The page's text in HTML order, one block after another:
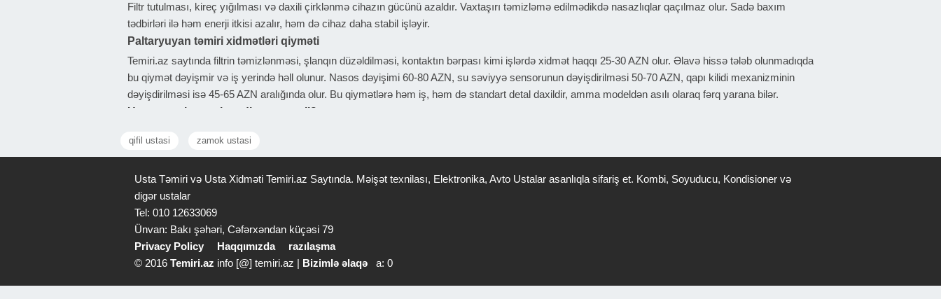
Filtr tutulması, kireç yığılması və daxili çirklənmə cihazın gücünü azaldır. Vaxtaşırı təmizləmə edilmədikdə nasazlıqlar qaçılmaz olur. Sadə baxım
tədbirləri ilə həm enerji itkisi azalır, həm də cihaz daha stabil işləyir.
Paltaryuyan təmiri xidmətləri qiyməti
Temiri.az saytında filtrin təmizlənməsi, şlanqın düzəldilməsi, kontaktın bərpası kimi işlərdə xidmət haqqı 25-30 AZN olur. Əlavə hissə tələb olunmadıqda
bu qiymət dəyişmir və iş yerində həll olunur. Nasos dəyişimi 60-80 AZN, su səviyyə sensorunun dəyişdirilməsi 50-70 AZN, qapı kilidi mexanizminin
dəyişdirilməsi isə 45-65 AZN aralığında olur. Bu qiymətlərə həm iş, həm də standart detal daxildir, amma modeldən asılı olaraq fərq yarana bilər.
Usta seçərkən nələrə diqqət etməli?
alternativləri göstərən usta daha etibarlıdır. İşdən sonra eyni nasazlığın təkrar olub-olmaması ustanın peşəkarlığını göstərir. Cihaz işə düşmürsə, ilk
Bu yoxlamalar problemi aradan qaldırmasa, əlavə müdaxilə edilməməlidir ki, vəziyyət daha da ağırlaşmasın.
qifil ustasi zamok ustasi
Usta Təmiri və Usta Xidməti Temiri.az Saytında. Məişət texnilası, Elektronika, Avto Ustalar asanlıqla sifariş et. Kombi, Soyuducu, Kondisioner və
digər ustalar
Tel: 010 12633069
Ünvan: Bakı şəhəri, Cəfərxəndan küçəsi 79
Privacy Policy
Haqqımızda
razılaşma
© 2016 Temiri.az info [@] temiri.az | Bizimlə əlaqə a: 0